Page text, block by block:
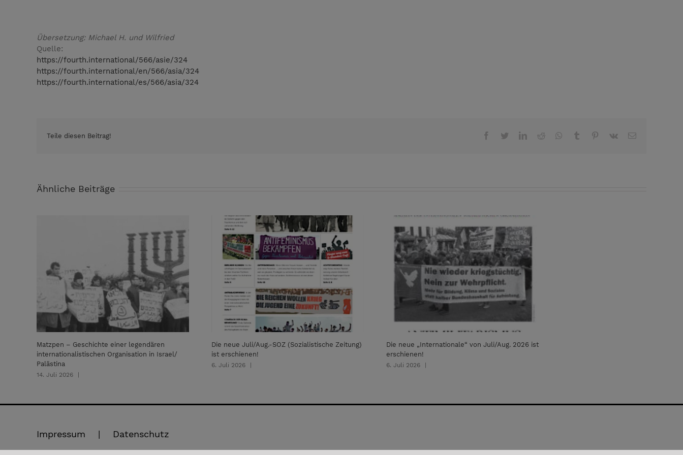
Übersetzung: Michael H. und Wilfried
Quelle:
https://fourth.international/566/asie/324
https://fourth.international/en/566/asia/324
https://fourth.international/es/566/asia/324
Teile diesen Beitrag! FacebookTwitterLinkedIn
Reddit Whatsapp
Tumblr Pinterest
Vk Email
Ähnliche Beiträge
Matzpen – Geschichte einer legendären
internationalistischen Organisation in Israel/
Palästina
14. Juli 2026
Die neue Juli/Aug.-SOZ (Sozialistische Zeitung)
ist erschienen!
6. Juli 2026
Die neue „Internationale“ von Juli/Aug. 2026 ist
erschienen!
6. Juli 2026
Impressum Datenschutz